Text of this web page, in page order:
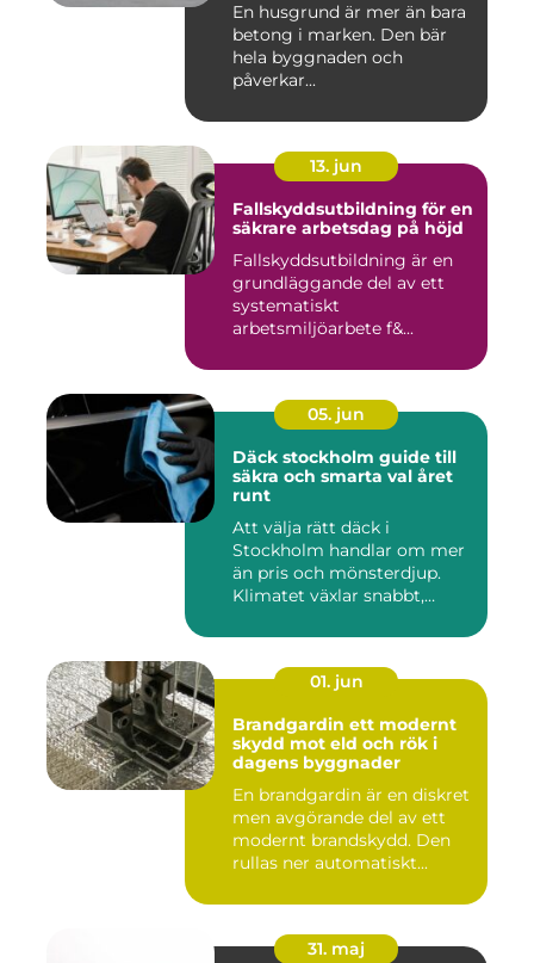
En husgrund är mer än bara
betong i marken. Den bär
hela byggnaden och
påverkar...
13. jun
Fallskyddsutbildning för en
säkrare arbetsdag på höjd
Fallskyddsutbildning är en
grundläggande del av ett
systematiskt
arbetsmiljöarbete f&...
05. jun
Däck stockholm guide till
säkra och smarta val året
runt
Att välja rätt däck i
Stockholm handlar om mer
än pris och mönsterdjup.
Klimatet växlar snabbt,
01. jun
Brandgardin ett modernt
skydd mot eld och rök i
dagens byggnader
En brandgardin är en diskret
men avgörande del av ett
modernt brandskydd. Den
rullas ner automatiskt...
31. maj